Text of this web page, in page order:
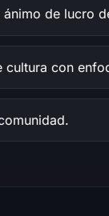
de lucro
con